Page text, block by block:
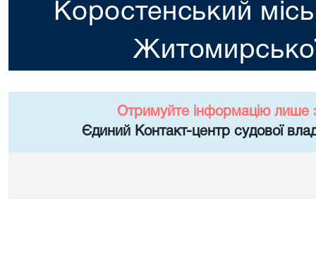
Коростенський
Отримуйте інформацію лише
Єдиний Контакт-центр судової